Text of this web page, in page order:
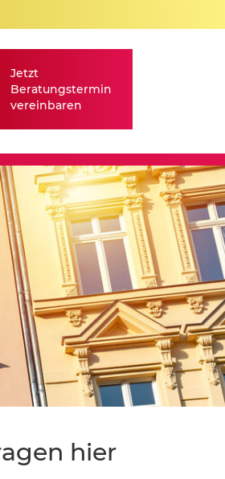
Jetzt
Beratungstermin
vereinbaren
hier